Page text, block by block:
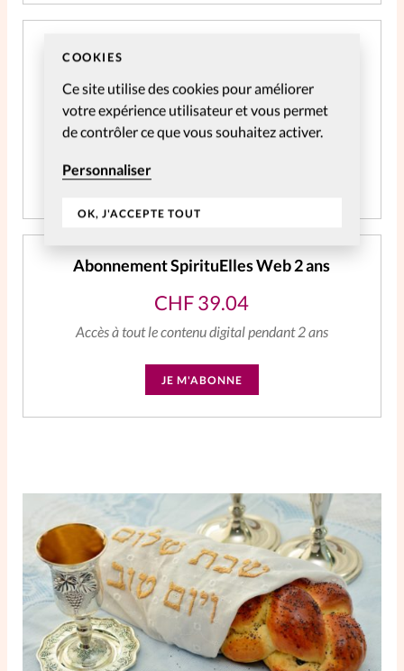
COOKIES
Ce site utilise des cookies pour améliorer
votre expérience utilisateur et vous permet
de contrôler ce que vous souhaitez activer.
Personnaliser
OK, J'ACCEPTE TOUT
Abonnement SpirituElles Web 3 ans - NE
CHF59.06
Accès à tout le contenu digital
Abonnement SpirituElles Web 2 ans
CHF39.04
Accès à tout le contenu digital pendant 2 ans
JE M'ABONNE